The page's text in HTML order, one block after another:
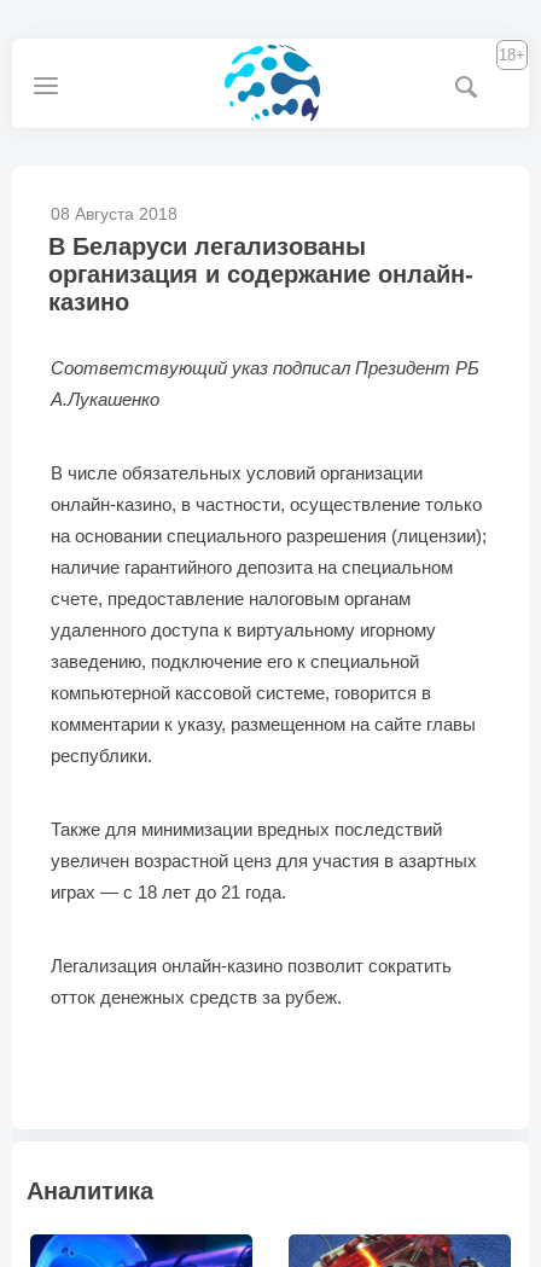
18+
08 Августа 2018
В Беларуси легализованы
организация и содержание онлайн-
казино
Соответствующий указ подписал Президент РБ
А.Лукашенко
В числе обязательных условий организации
онлайн-казино, в частности, осуществление только
на основании специального разрешения (лицензии);
наличие гарантийного депозита на специальном
счете, предоставление налоговым органам
удаленного доступа к виртуальному игорному
заведению, подключение его к специальной
компьютерной кассовой системе, говорится в
комментарии к указу, размещенном на сайте главы
республики.
Также для минимизации вредных последствий
увеличен возрастной ценз для участия в азартных
играх — с 18 лет до 21 года.
Легализация онлайн-казино позволит сократить
отток денежных средств за рубеж.
Аналитика